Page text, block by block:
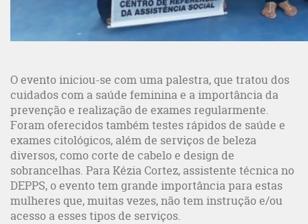
O evento iniciou-se com uma palestra, que tratou dos
cuidados com a saúde feminina e a importância da
prevenção e realização de exames regularmente.
Foram oferecidos também testes rápidos de saúde e
exames citológicos, além de serviços de beleza
diversos, como corte de cabelo e design de
sobrancelhas. Para Kézia Cortez, assistente técnica no
DEPPS, o evento tem grande importância para estas
mulheres que, muitas vezes, não tem instrução e/ou
acesso a esses tipos de serviços.